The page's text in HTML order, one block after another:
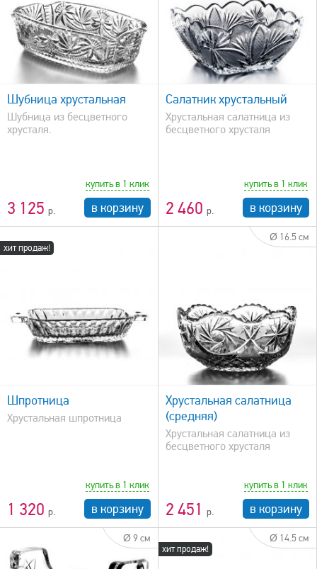
Шубница хрустальная
Шубница из бесцветного
хрусталя.
3 125
купить в 1 клик
в корзину
быстрый просмотр
Салатник хрустальный
Хрустальная салатница из
бесцветного хрусталя
2 460
купить в 1 клик
в корзину
хит продаж!
Шпротница
Хрустальная шпротница
1 320
купить в 1 клик
в корзину
Ø 16.5 см
Хрустальная салатница
(средняя)
Хрустальная салатница из
бесцветного хрусталя
2 451
купить в 1 клик
в корзину
Ø 9 см
хит продаж!
Ø 14.5 см